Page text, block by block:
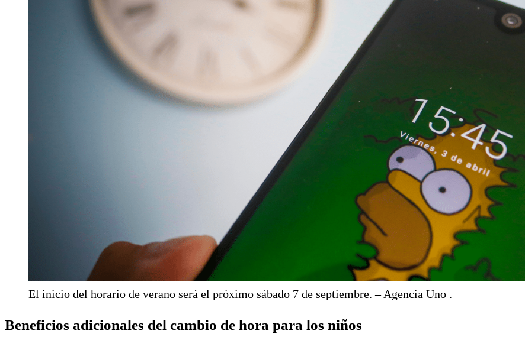
El inicio del horario de verano será el próximo sábado 7 de septiembre. – Agencia Uno .
Beneficios adicionales del cambio de hora para los niños